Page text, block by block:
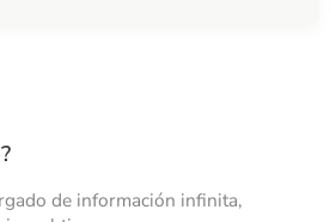
de información infinita,